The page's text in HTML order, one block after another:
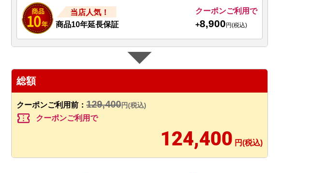
当店人気！
商品10年延長保証
クーポンご利用で
+8,900円(税込)
総額
クーポンご利用前： 129,400円(税込)
confirmation_number クーポンご利用で
124,400 円(税込)